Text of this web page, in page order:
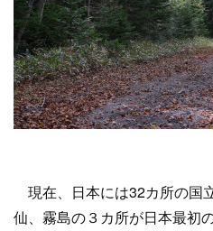
現在、日本には32カ所の国
仙、霧島の３カ所が日本最初